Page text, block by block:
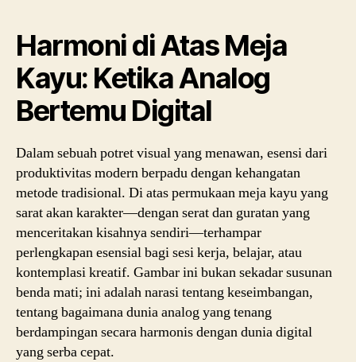
Harmoni di Atas Meja
Kayu: Ketika Analog
Bertemu Digital
Dalam sebuah potret visual yang menawan, esensi dari
produktivitas modern berpadu dengan kehangatan
metode tradisional. Di atas permukaan meja kayu yang
sarat akan karakter—dengan serat dan guratan yang
menceritakan kisahnya sendiri—terhampar
perlengkapan esensial bagi sesi kerja, belajar, atau
kontemplasi kreatif. Gambar ini bukan sekadar susunan
benda mati; ini adalah narasi tentang keseimbangan,
tentang bagaimana dunia analog yang tenang
berdampingan secara harmonis dengan dunia digital
yang serba cepat.